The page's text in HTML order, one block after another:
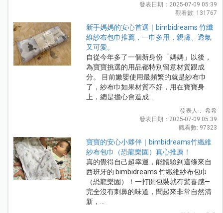
發表日期：2025-07-09 05:39
觀看數: 131767
新手媽媽的安心首選｜bimbidreams 竹纖
維紗布包巾推薦，一巾多用，親膚、透氣
又可愛。
自從今年多了一個新身份「媽媽」以後，
為寶寶挑選的用品都特別留意材質跟成
分。 目前嫩嬰使用最頻繁的就是紗布巾
了，紗布巾如果材質不好，用在寶寶身
上，總是擔心會造成...
發表人： 希希
發表日期：2025-07-09 05:39
觀看數: 97323
寶寶的安心小夥伴｜bimbidreams竹纖維
紗布包巾（恐龍樂園）真心推薦！
真的覺得自己超幸運，能體驗到這條來自
西班牙的 bimbidreams 竹纖維紗布包巾
（恐龍樂園）！一打開包裝就有驚喜感—
完全沒有刺鼻的味道，聞起來非常自然清
新，...